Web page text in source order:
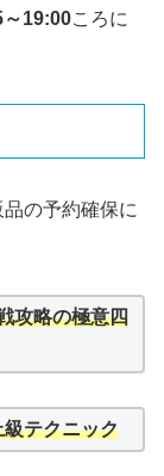
19:00ころに
の予約確保に
攻略の極意四
テクニック